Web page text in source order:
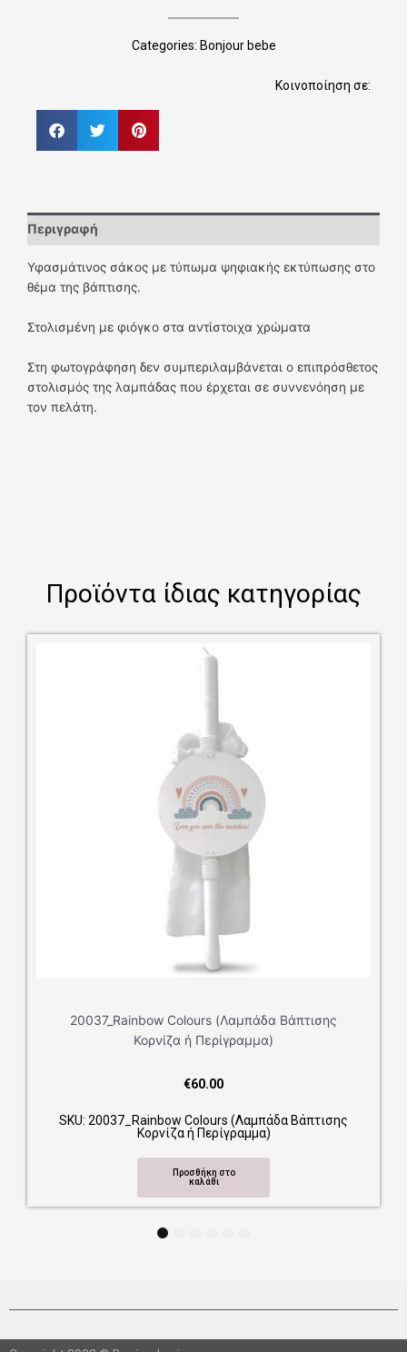
Categories: Bonjour bebe
Κοινοποίηση σε:
Περιγραφή
Υφασμάτινος σάκος με τύπωμα ψηφιακής εκτύπωσης στο
θέμα της βάπτισης.
Στολισμένη με φιόγκο στα αντίστοιχα χρώματα
Στη φωτογράφηση δεν συμπεριλαμβάνεται ο επιπρόσθετος
στολισμός της λαμπάδας που έρχεται σε συννενόηση με
τον πελάτη.
Προϊόντα ίδιας κατηγορίας
20037_Rainbow Colours (Λαμπάδα Βάπτισης
Κορνίζα ή Περίγραμμα)
60.00
SKU: 20037_Rainbow Colours (Λαμπάδα Βάπτισης
Κορνίζα ή Περίγραμμα)
Προσθήκη στο
καλάθι
4